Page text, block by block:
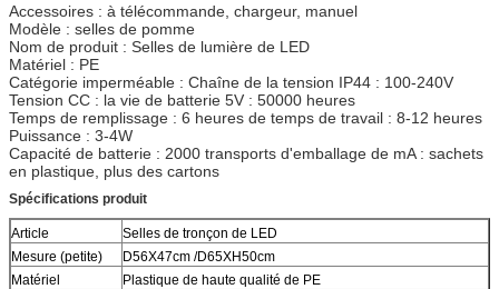
Accessoires : à télécommande, chargeur, manuel
Modèle : selles de pomme
Nom de produit : Selles de lumière de LED
Matériel : PE
Catégorie imperméable : Chaîne de la tension IP44 : 100-240V
Tension CC : la vie de batterie 5V : 50000 heures
Temps de remplissage : 6 heures de temps de travail : 8-12 heures
Puissance : 3-4W
Capacité de batterie : 2000 transports d'emballage de mA : sachets
en plastique, plus des cartons
Spécifications produit
Article
Selles de tronçon de LED
Mesure (petite)
D56X47cm /D65XH50cm
Matériel
Plastique de haute qualité de PE